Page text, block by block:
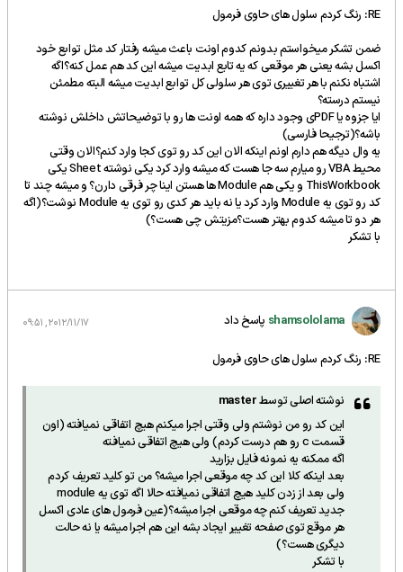
RE: رنگ کردم سلول های حاوی فرمول
ضمن تشکر میخواستم بدونم کدوم اونت باعث میشه رفتار کد مثل توابع خود
اکسل بشه یعنی هر موقعی که یه تابع ابدیت میشه این کد هم عمل کنه؟اگه
اشتباه نکنم با هر تغییری توی هر سلولی کل توابع ابدیت میشه البته مطمئن
نیستم درسته؟
ایا جزوه یا PDFی وجود داره که همه اونت ها رو با توضیحاتش داخلش نوشته
باشه؟(ترجیحا فارسی)
یه وال دیگه هم دارم اونم اینکه الان این کد رو توی کجا وارد کنم؟الان وقتی
محیط VBA رو میارم سه جا هست که میشه وارد کرد یکی نوشته Sheet یکی
ThisWorkbook و یکی هم Module ها هستن اینا چر فرقی دارن؟ و میشه چند تا
کد رو توی یه Module وارد کرد یا نه باید هر کدی رو توی یه Module نوشت؟(اگه
هر دو تا میشه کدوم بهتر هست؟مزیتش چی هست؟)
با تشکر
shamsololama پاسخ داد 2012/11/17, 09:51
RE: رنگ کردم سلول های حاوی فرمول
نوشته اصلی توسطmaster
این کد رو من نوشتم ولی وقتی اجرا میکنم هیچ اتفاقی نمیافته (اون
قسمت c رو هم درست کردم) ولی هیچ اتفاقی نمیافته
اگه ممکنه یه نمونه فایل بزارید
بعد اینکه کلا این کد چه موقعی اجرا میشه؟ من تو کلید تعریف کردم
ولی بعد از زدن کلید هیچ اتفاقی نمیافته حالا اگه توی یه module
جدید تعریف کنم چه موقعی اجرا میشه؟(عین فرمول های عادی اکسل
هر موقع توی صفحه تغییر ایجاد بشه این هم اجرا میشه یا نه حالت
دیگری هست؟)
با تشکر